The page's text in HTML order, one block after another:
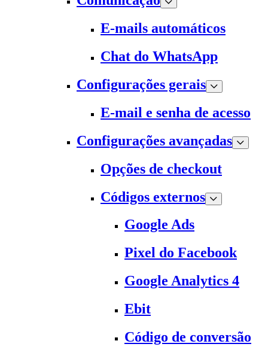
E-mails automáticos
Chat do WhatsApp
Configurações gerais
E-mail e senha de acesso
Configurações avançadas
Opções de checkout
Códigos externos
Google Ads
Pixel do Facebook
Google Analytics 4
Ebit
Código de conversão